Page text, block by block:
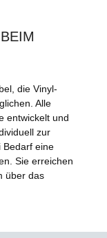
die Vinyl-
Alle
entwickelt und
zur
Bedarf eine
. Sie erreichen
über das